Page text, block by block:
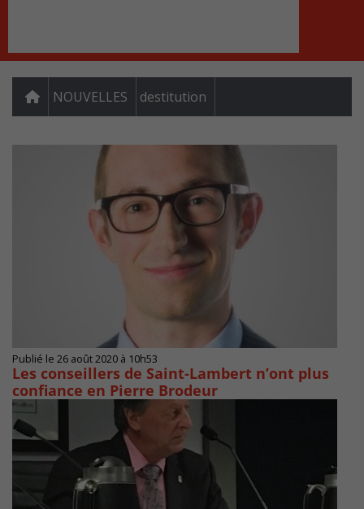
NOUVELLES destitution
Publié le 26 août 2020 à 10h53
Les conseillers de Saint-Lambert n’ont plus
confiance en Pierre Brodeur